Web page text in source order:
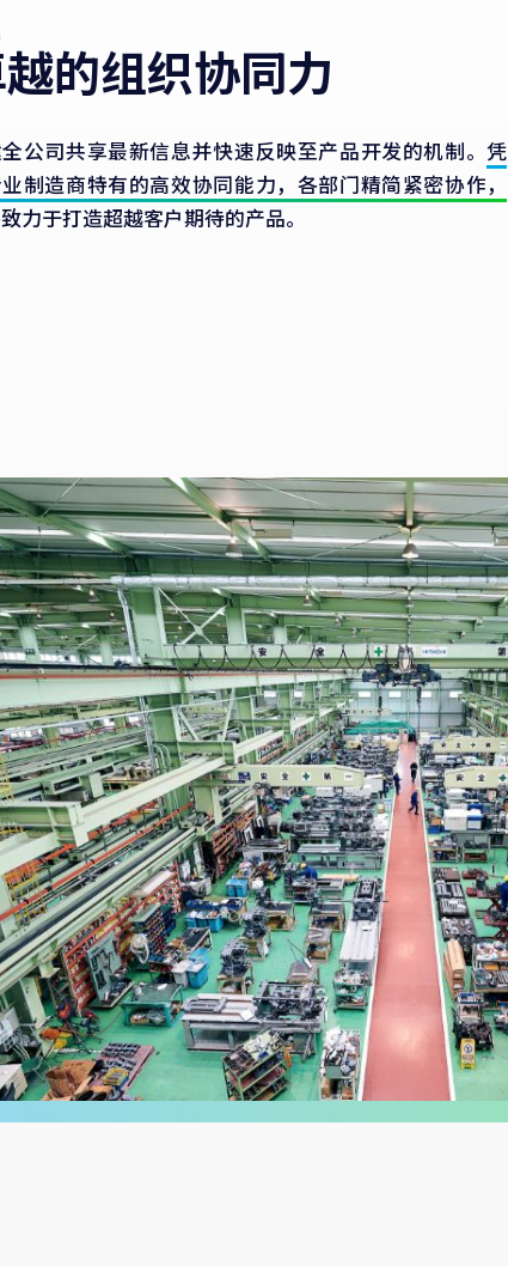
的组织协同力
公司共享最新信息并快速反映至产品开发的机制。凭
制造商特有的高效协同能力，各部门精简紧密协作，
力于打造超越客户期待的产品。